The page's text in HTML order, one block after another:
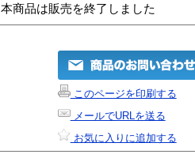
本商品は販売を終了しました
このページを印刷する
メールでURLを送る
お気に入りに追加する